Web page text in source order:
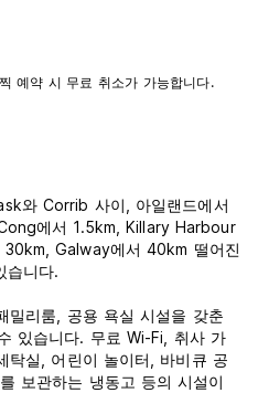
예약 시 무료 취소가 가능합니다.
와 Corrib 사이, 아일랜드에서
에서 1.5km, Killary Harbour
Galway에서 40km 떨어진
습니다.
밀리룸, 공용 욕실 시설을 갖춘
있습니다. 무료 Wi-Fi, 취사 가
탁실, 어린이 놀이터, 바비큐 공
보관하는 냉동고 등의 시설이